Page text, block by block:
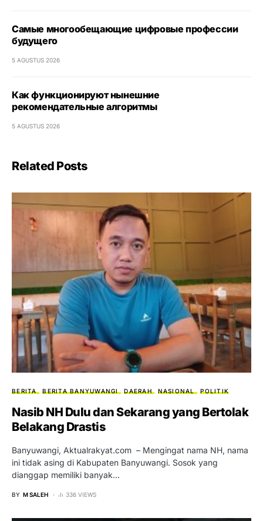
Самые многообещающие цифровые профессии
будущего
5 AGUSTUS 2026
Как функционируют нынешние
рекомендательные алгоритмы
5 AGUSTUS 2026
Related Posts
BERITA BERITA BANYUWANGI DAERAH NASIONAL POLITIK
Nasib NH Dulu dan Sekarang yang Bertolak
Belakang Drastis
Banyuwangi, Aktualrakyat.com – Mengingat nama NH, nama
ini tidak asing di Kabupaten Banyuwangi. Sosok yang
dianggap memiliki banyak…
BY M SALEH 336 VIEWS